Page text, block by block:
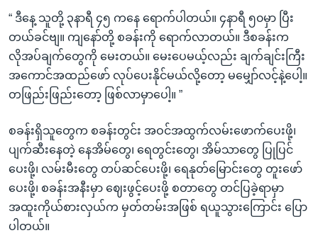
“ ဒီနေ့ သူတို့ ၃နာရီ ၄၅ ကနေ ရောက်ပါတယ်။ ၄နာရီ ၅၀မှာ ပြီး
တယ်ခင်ဗျ။ ကျနော်တို့ စခန်းကို ရောက်လာတယ်။ ဒီစခန်းက
လိုအပ်ချက်တွေကို မေးတယ်။ မေးပေမယ့်လည်း ချက်ချင်းကြီး
အကောင်အထည်ဖော် လုပ်ပေးနိုင်မယ်လို့တော့ မမျှော်လင့်နဲ့ပေါ့။
တဖြည်းဖြည်းတော့ ဖြစ်လာမှာပေါ့။ ”
စခန်းရှိသူတွေက စခန်းတွင်း အဝင်အထွက်လမ်းဖောက်ပေးဖို့၊
ပျက်ဆီးနေတဲ့ နေအိမ်တွေ၊ ရေတွင်းတွေ၊ အိမ်သာတွေ ပြုပြင်
ပေးဖို့၊ လမ်းမီးတွေ တပ်ဆင်ပေးဖို့၊ ရေနုတ်မြောင်းတွေ တူးဖော်
ပေးဖို့၊ စခန်းအနီးမှာ ဈေးဖွင့်ပေးဖို့ စတာတွေ တင်ပြခဲ့ရာမှာ
အထူးကိုယ်စားလှယ်က မှတ်တမ်းအဖြစ် ရယူသွားကြောင်း ပြော
ပါတယ်။